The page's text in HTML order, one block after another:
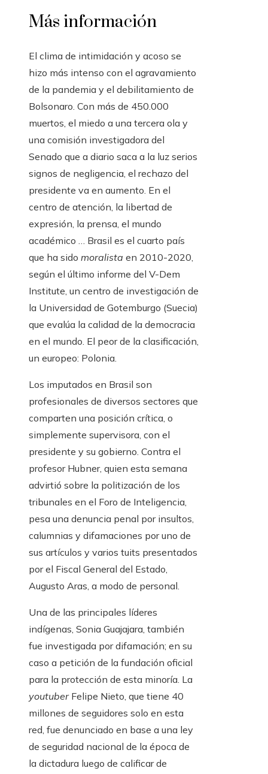
Más información
El clima de intimidación y acoso se
hizo más intenso con el agravamiento
de la pandemia y el debilitamiento de
Bolsonaro. Con más de 450.000
muertos, el miedo a una tercera ola y
una comisión investigadora del
Senado que a diario saca a la luz serios
signos de negligencia, el rechazo del
presidente va en aumento. En el
centro de atención, la libertad de
expresión, la prensa, el mundo
académico … Brasil es el cuarto país
que ha sido moralista en 2010-2020,
según el último informe del V-Dem
Institute, un centro de investigación de
la Universidad de Gotemburgo (Suecia)
que evalúa la calidad de la democracia
en el mundo. El peor de la clasificación,
un europeo: Polonia.
Los imputados en Brasil son
profesionales de diversos sectores que
comparten una posición crítica, o
simplemente supervisora, con el
presidente y su gobierno. Contra el
profesor Hubner, quien esta semana
advirtió sobre la politización de los
tribunales en el Foro de Inteligencia,
pesa una denuncia penal por insultos,
calumnias y difamaciones por uno de
sus artículos y varios tuits presentados
por el Fiscal General del Estado,
Augusto Aras, a modo de personal.
Una de las principales líderes
indígenas, Sonia Guajajara, también
fue investigada por difamación; en su
caso a petición de la fundación oficial
para la protección de esta minoría. La
youtuberFelipe Nieto, que tiene 40
millones de seguidores solo en esta
red, fue denunciado en base a una ley
de seguridad nacional de la época de
la dictadura luego de calificar de